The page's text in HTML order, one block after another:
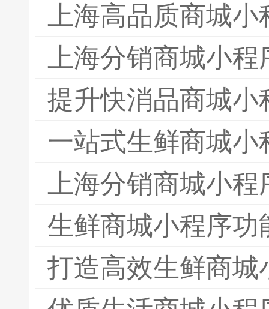
上海高品质商城
上海分销商城小
提升快消品商城
一站式生鲜商城小
上海分销商城小
生鲜商城小程序功
打造高效生鲜商城